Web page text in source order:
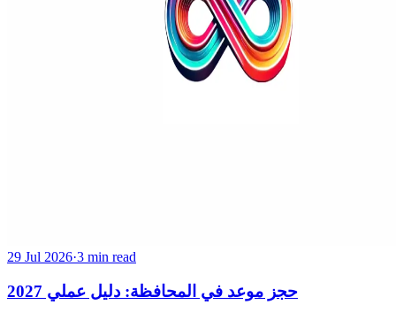
29 Jul 2026·3 min read
حجز موعد في المحافظة: دليل عملي 2027